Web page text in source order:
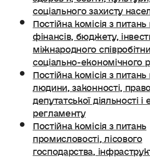
соціального захисту
Постійна комісія з
фінансів, бюджету,
міжнародного
соціально-економічного
Постійна комісія з
людини, законності,
депутатської діяльності і
регламенту
Постійна комісія з питань
промисловості, лісового
господарства,